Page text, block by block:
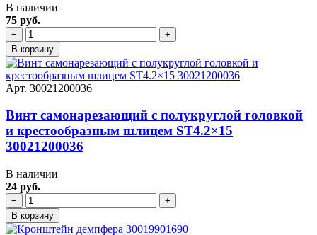
В наличии
75 руб.
−
+
В корзину
Арт. 30021200036
Винт самонарезающий с полукруглой головкой
и крестообразным шлицем ST4.2×15
30021200036
В наличии
24 руб.
−
+
В корзину